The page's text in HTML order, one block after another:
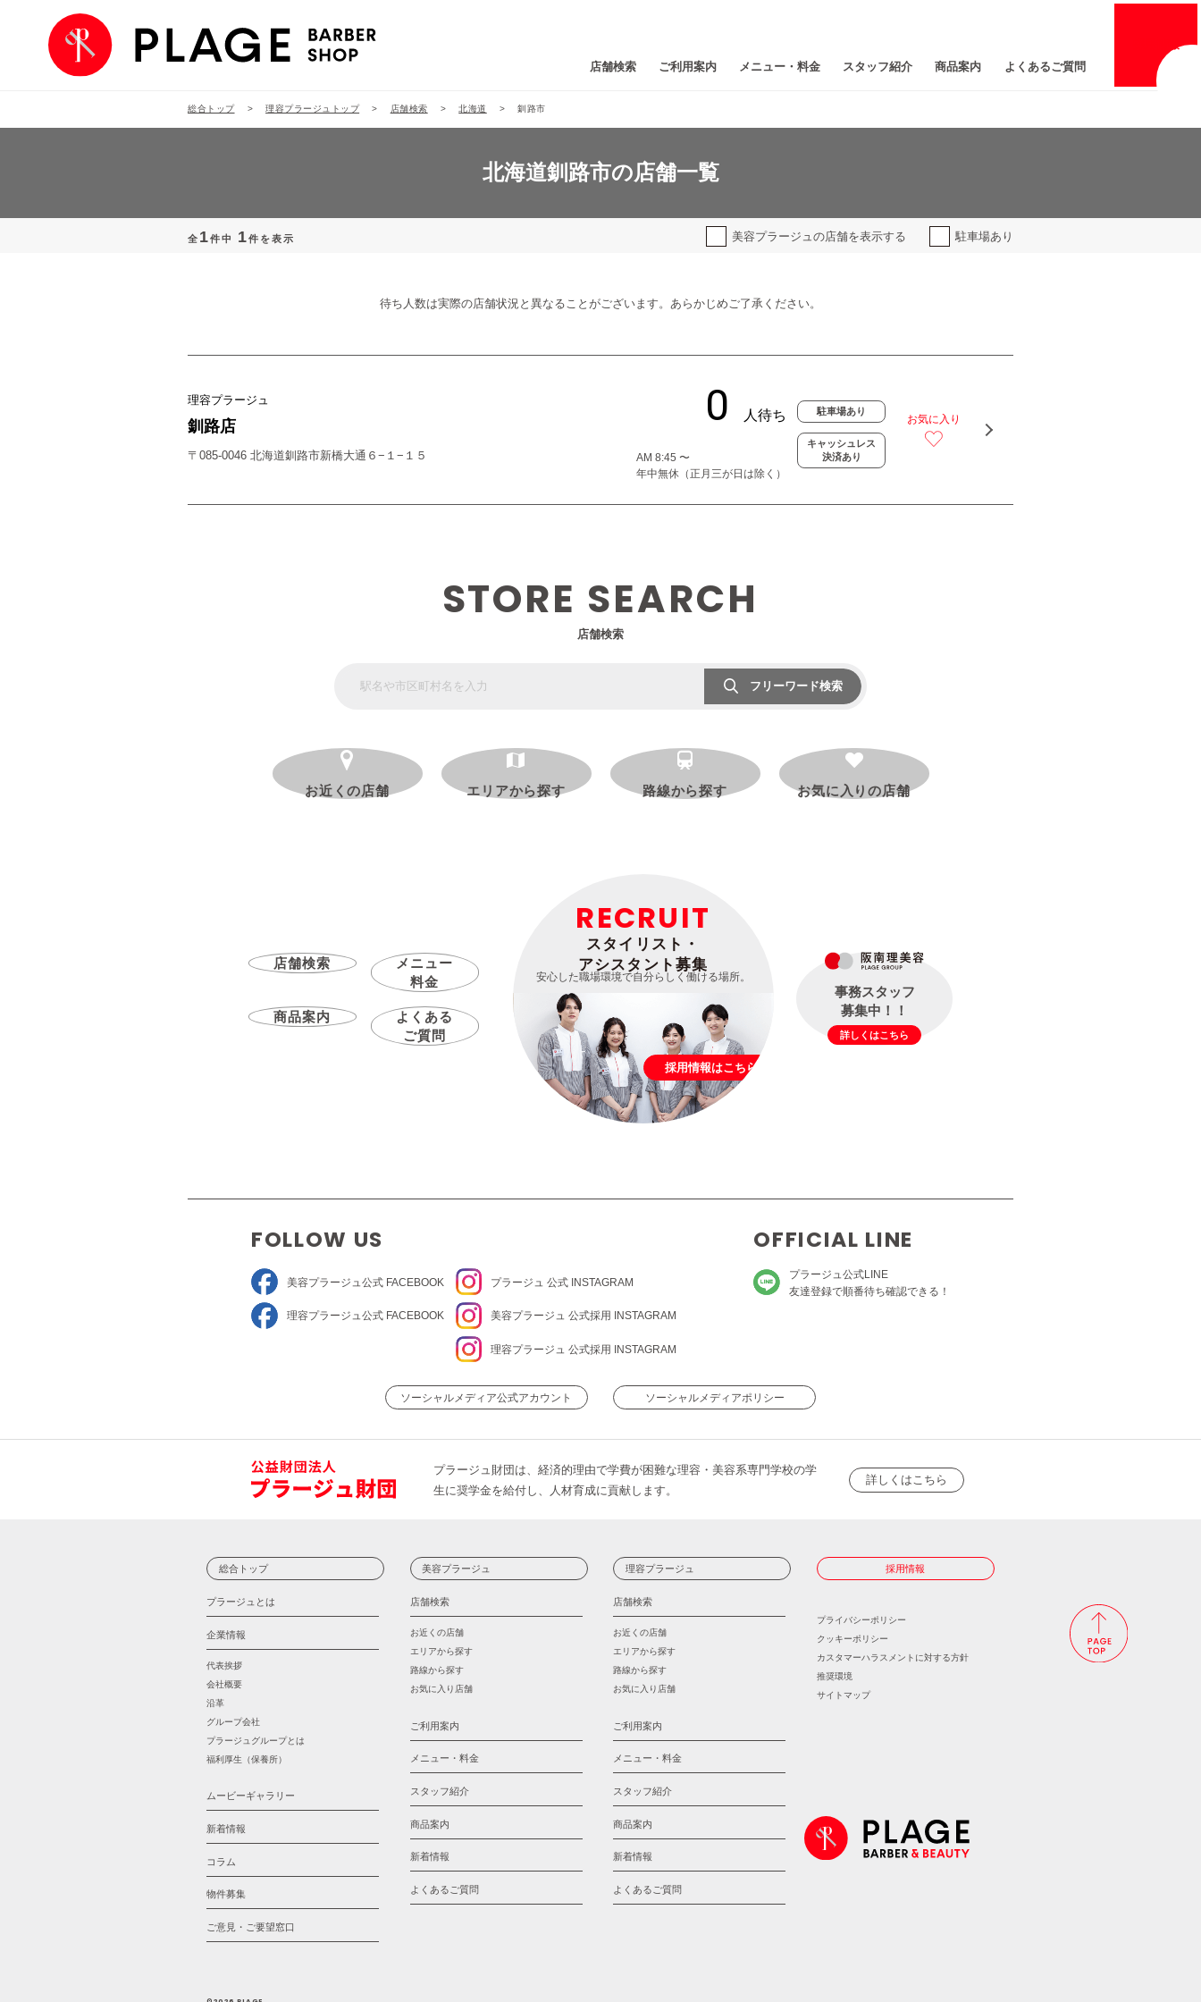
情報
店舗検索 ご利用案内 メニュー・料金 スタッフ紹介 商品案内 よくあるご質問
総合トップ 理容プラージュトップ 店舗検索 北海道 釧路市
北海道釧路市の店舗一覧
全 1件中 1件を表示 美容プラージュの店舗を表示する 駐車場あり
待ち人数は実際の店舗状況と異なることがございます。あらかじめご了承ください。
理容プラージュ
釧路店
〒085-0046 北海道釧路市新橋大通６−１−１５
AM 8:45 〜
年中無休（正月三が日は除く）
駐車場あり
キャッシュレス
決済あり
お気に入り
STORE SEARCH
店舗検索
フリーワード検索
お近くの店舗 エリアから探す 路線から探す お気に入りの店舗
店舗検索
メニュー
料金
商品案内
よくある
ご質問
RECRUIT
スタイリスト・
アシスタント募集
安心した職場環境で自分らしく働ける場所。
採用情報はこちら
事務スタッフ
募集中！！
詳しくはこちら
FOLLOW US
美容プラージュ 公式 FACEBOOK
理容プラージュ 公式 FACEBOOK
プラージュ公式 INSTAGRAM
美容プラージュ 公式採用 INSTAGRAM
理容プラージュ 公式採用 INSTAGRAM
OFFICIAL LINE
プラージュ公式LINE
友達登録で順番待ち確認できる！
ソーシャルメディア公式アカウント ソーシャルメディアポリシー
プラージュ財団は、経済的理由で学費が困難な理容・美容系専門学校の学
生に奨学金を給付し、人材育成に貢献します。
詳しくはこちら
総合トップ
プラージュとは
企業情報
代表挨拶
会社概要
沿革
グループ会社
プラージュグループとは
福利厚生（保養所）
ムービーギャラリー
新着情報
コラム
物件募集
ご意見・ご要望窓口
美容プラージュ
店舗検索
お近くの店舗
エリアから探す
路線から探す
お気に入り店舗
ご利用案内
メニュー・料金
スタッフ紹介
商品案内
新着情報
よくあるご質問
理容プラージュ
店舗検索
お近くの店舗
エリアから探す
路線から探す
お気に入り店舗
ご利用案内
メニュー・料金
スタッフ紹介
商品案内
新着情報
よくあるご質問
採用情報
プライバシーポリシー
クッキーポリシー
カスタマーハラスメントに対する方針
推奨環境
サイトマップ